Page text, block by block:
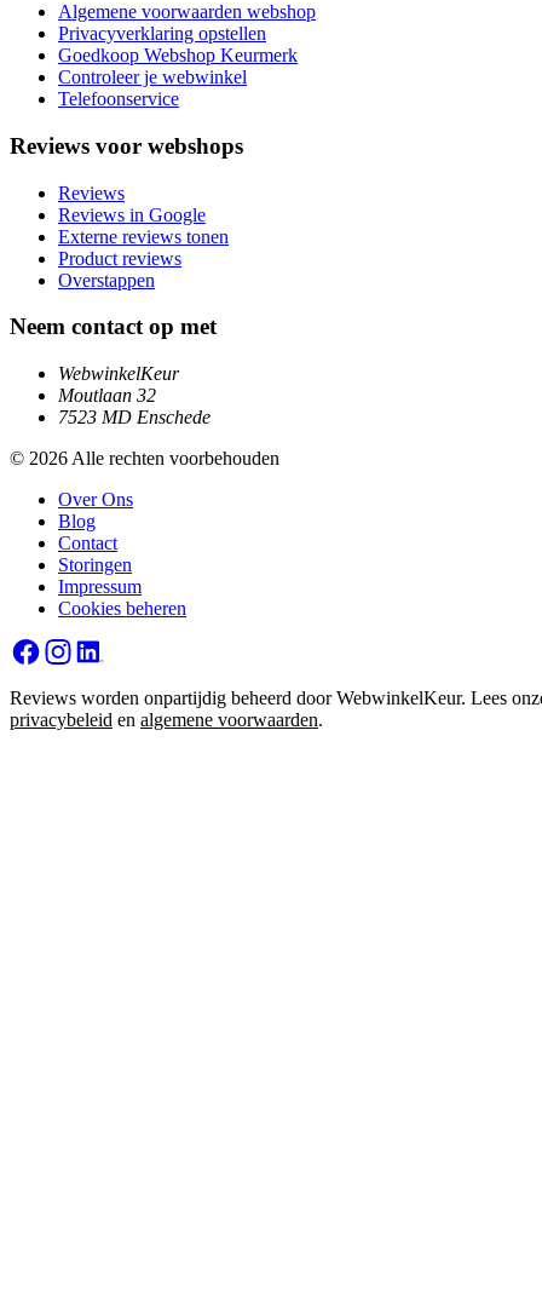
Algemene voorwaarden webshop
Privacyverklaring opstellen
Goedkoop Webshop Keurmerk
Controleer je webwinkel
Telefoonservice
Reviews voor webshops
Reviews
Reviews in Google
Externe reviews tonen
Product reviews
Overstappen
Neem contact op met
WebwinkelKeur
Moutlaan 32
7523 MD Enschede
© 2026 Alle rechten voorbehouden
Over Ons
Blog
Contact
Storingen
Impressum
Cookies beheren
Reviews worden onpartijdig beheerd door WebwinkelKeur. Lees
privacybeleid en algemene voorwaarden.